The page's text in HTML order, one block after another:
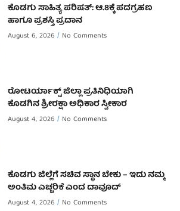
ಕೊಡಗು ಸಾಹಿತ್ಯ ಪರಿಷತ್: ಆ.8ಕ್ಕೆ ಪದಗ್ರಹಣ
ಹಾಗೂ ಪ್ರಶಸ್ತಿ ಪ್ರದಾನ
August 6, 2026 No Comments
ರೋಟರ್ಯಾಕ್ಟ್ ಜಿಲ್ಲಾ ಪ್ರತಿನಿಧಿಯಾಗಿ
ಕೊಡಗಿನ ಶ್ರೀರಕ್ಷಾ ಅಧಿಕಾರ ಸ್ವೀಕಾರ
August 4, 2026 No Comments
ಕೊಡಗು ಜಿಲ್ಲೆಗೆ ಸಚಿವ ಸ್ಥಾನ ಬೇಕು – ಇದು ನಮ್ಮ
ಅಂತಿಮ ಎಚ್ಚರಿಕೆ ಎಂದ ದಾವೂದ್ ‌
August 4, 2026 No Comments